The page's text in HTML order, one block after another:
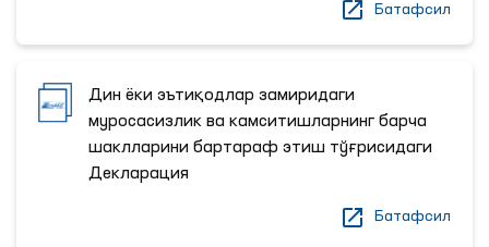
Батафсил
Дин ёки эътиқодлар замиридаги
муросасизлик ва камситишларнинг барча
шаклларини бартараф этиш тўғрисидаги
Декларация
Батафсил